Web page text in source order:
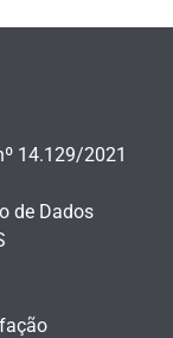
14.129/2021
de Dados